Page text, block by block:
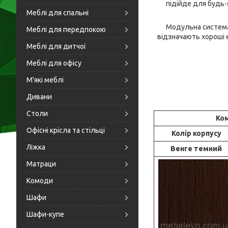
Меблі для спальні
Меблі для передпокою
Меблі для дитчої
Меблі для офісу
М'які меблі
Дивани
Столи
Офісні крісла та стільці
Ліжка
Матраци
Комоди
Шафи
Шафи-купе
підійде для будь-
Модульна система
відзначають хороші
Колір корпусу
Венге темний